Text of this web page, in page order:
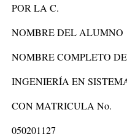
POR LA C.
NOMBRE DEL ALUMNO
NOMBRE COMPLETO
INGENIERÍA EN
CON MATRICULA No.
050201127